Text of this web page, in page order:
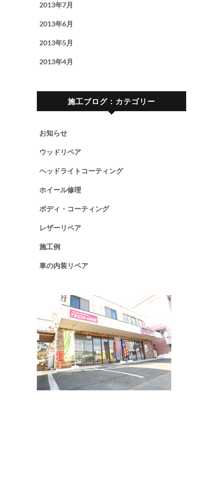
2013年7月
2013年6月
2013年5月
2013年4月
施工ブログ：カテゴリー
お知らせ
ウッドリペア
ヘッドライトコーティング
ホイール修理
ボディ・コーティング
レザーリペア
施工例
車の内装リペア